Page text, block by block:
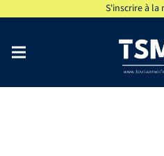
S'inscrire à